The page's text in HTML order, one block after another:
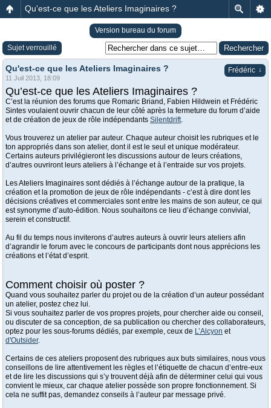
Qu'est-ce que les Ateliers Imaginaires ?
Version bureau du forum
Sujet verrouillé
Frédéric ↓
Qu'est-ce que les Ateliers Imaginaires ?
11 Juil 2013, 18:09
Qu’est-ce que les Ateliers Imaginaires ?
C’est la réunion des forums que Romaric Briand, Fabien Hildwein et Frédéric
Sintes voulaient ouvrir chacun de leur côté après la fermeture du forum d’aide
et de création de jeux de rôle indépendants Silentdrift.
Vous trouverez un atelier par auteur. Chaque auteur choisit les rubriques et le
ton appropriés dans son atelier, dont il est le seul et unique modérateur.
Certains auteurs privilégieront les discussions autour de leurs créations,
d’autres ouvriront leurs ateliers à l’échange et à l’entraide sur vos projets.
Les Ateliers Imaginaires sont dédiés à l’échange autour de la pratique, la
création et la promotion de jeux de rôle indépendants - c’est à dire dont les
décisions créatives et commerciales sont entre les mains de son auteur, ce qui
est synonyme d’auto-édition. Nous souhaitons ce lieu d’échange convivial,
serein et constructif.
Au fil du temps nous inviterons d’autres auteurs à ouvrir leurs ateliers afin
d’agrandir le forum avec le concours de participants dont nous apprécions les
créations et l’état d’esprit.
Comment choisir où poster ?
Quand vous souhaitez parler du projet ou de la création d’un auteur possédant
un atelier, postez chez lui.
Si vous souhaitez parler de vos propres projets, pour chercher aide ou conseil,
ou discuter de sa conception, de sa publication ou chercher des collaborateurs,
optez pour les sous-forums dédiés, par exemple, ceux de L’Alcyon et
d'Outsider.
Certains de ces ateliers proposent des rubriques aux buts similaires, nous vous
conseillons de lire attentivement les règles et l’étiquette de chacun d’entre-eux
et de lire les discussions qui s’y trouvent déjà afin de déterminer celui qui vous
convient le mieux, car chaque atelier possède son propre fonctionnement. Si
cela ne suffit pas, demandez conseils à l’auteur par message privé.